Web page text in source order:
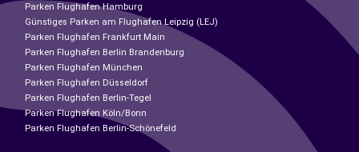
Parken Flughafen Hamburg
Günstiges Parken am Flughafen Leipzig (LEJ)
Parken Flughafen Frankfurt Main
Parken Flughafen Berlin Brandenburg
Parken Flughafen München
Parken Flughafen Düsseldorf
Parken Flughafen Berlin-Tegel
Parken Flughafen Köln/Bonn
Parken Flughafen Berlin-Schönefeld